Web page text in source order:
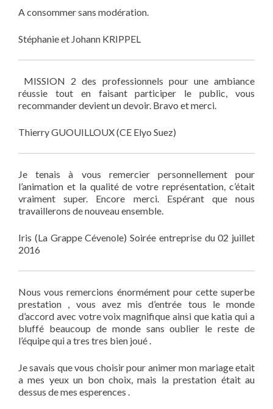
A consommer sans modération.
Stéphanie et Johann KRIPPEL
MISSION 2 des professionnels pour une ambiance
réussie tout en faisant participer le public, vous
recommander devient un devoir. Bravo et merci.
Thierry GUOUILLOUX (CE Elyo Suez)
Je tenais à vous remercier personnellement pour
l’animation et la qualité de votre représentation, c’était
vraiment super. Encore merci. Espérant que nous
travaillerons de nouveau ensemble.
Iris (La Grappe Cévenole) Soirée entreprise du 02 juillet
2016
Nous vous remercions énormément pour cette superbe
prestation , vous avez mis d’entrée tous le monde
d’accord avec votre voix magnifique ainsi que katia qui a
bluffé beaucoup de monde sans oublier le reste de
l’équipe qui a tres tres bien joué .
Je savais que vous choisir pour animer mon mariage etait
a mes yeux un bon choix, mais la prestation était au
dessus de mes esperences .